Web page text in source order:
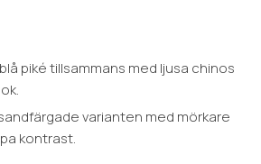
piké tillsammans med ljusa chinos
varianten med mörkare
kontrast.